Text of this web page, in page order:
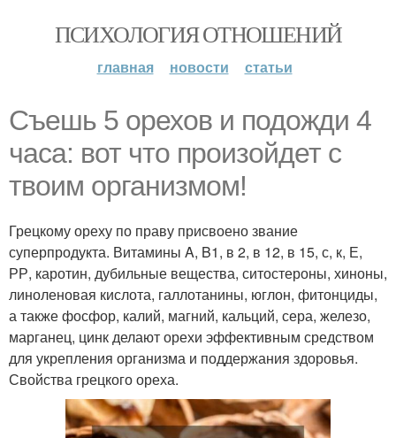
ПСИХОЛОГИЯ ОТНОШЕНИЙ
главная новости статьи
Съешь 5 орехов и подожди 4
часа: вот что произойдет с
твоим организмом!
Грецкому ореху по праву присвоено звание
суперпродукта. Витамины A, B1, в 2, в 12, в 15, с, к, Е,
РР, каротин, дубильные вещества, ситостероны, хиноны,
линоленовая кислота, галлотанины, юглон, фитонциды,
а также фосфор, калий, магний, кальций, сера, железо,
марганец, цинк делают орехи эффективным средством
для укрепления организма и поддержания здоровья.
Свойства грецкого ореха.